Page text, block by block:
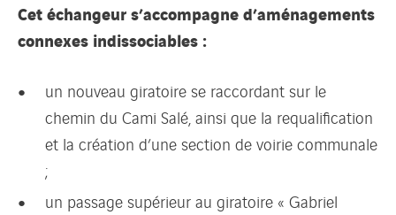
Cet échangeur s’accompagne d’aménagements
connexes indissociables :
un nouveau giratoire se raccordant sur le
chemin du Cami Salé, ainsi que la requalification
et la création d’une section de voirie communale
;
un passage supérieur au giratoire « Gabriel